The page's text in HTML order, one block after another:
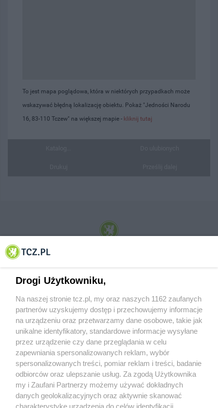
To jest mapa poglądowa, która w niektórych przypadkach może
wskazywać błędną lokalizację obiektu. Pokaż "Jedności Narodu
16, 83-110 Tczew" na większej mapie - kliknij tutaj
© 2001-2026 Tczew - TCZ.PL Sp. z o.o. Internetowy Serwis Informacyjny Miasta
O FIRMIE POLITYKA PRYWATNOŚCI HOSTING
REKLAMA WSPÓŁPRACA RSS FACEBOOK KONTAKT
Nasze serwisy
Drogi Użytkowniku,
Na naszej stronie tcz.pl, my oraz naszych 1162 zaufanych
partnerów uzyskujemy dostęp i przechowujemy informacje
na urządzeniu oraz przetwarzamy dane osobowe, takie jak
unikalne identyfikatory, standardowe informacje wysyłane
przez urządzenie czy dane przeglądania w celu
zapewniania spersonalizowanych reklam, wybór
spersonalizowanych treści, pomiar reklam i treści, badanie
odbiorców oraz ulepszanie usług. Za zgodą Użytkownika
my i Zaufani Partnerzy możemy używać dokładnych
danych geolokalizacyjnych oraz aktywnie skanować
charakterystykę urządzenia do celów identyfikacji.